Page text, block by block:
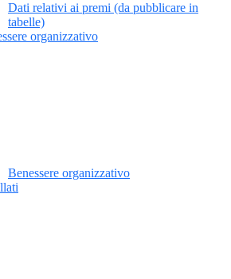
Dati relativi ai premi (da pubblicare in
tabelle)
organizzativo
Benessere organizzativo